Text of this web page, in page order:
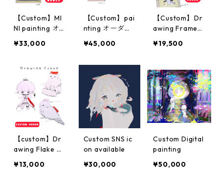
【Custom】MI
NI painting オ
¥33,000
【Custom】pai
nting オーダー
¥45,000
【Custom】Dr
awing Frame
¥19,500
【custom】Dr
awing Flake オ
¥13,000
Custom SNS ic
on available
¥30,000
Custom Digital
painting
¥50,000